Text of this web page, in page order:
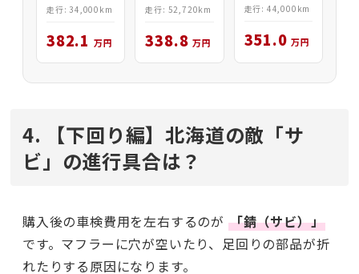
走行: 34,000km
382.1 万円
走行: 52,720km
338.8 万円
走行: 44,000km
351.0 万円
4. 【下回り編】北海道の敵「サ
ビ」の進行具合は？
購入後の車検費用を左右するのが 「錆（サビ）」
です。マフラーに穴が空いたり、足回りの部品が折
れたりする原因になります。